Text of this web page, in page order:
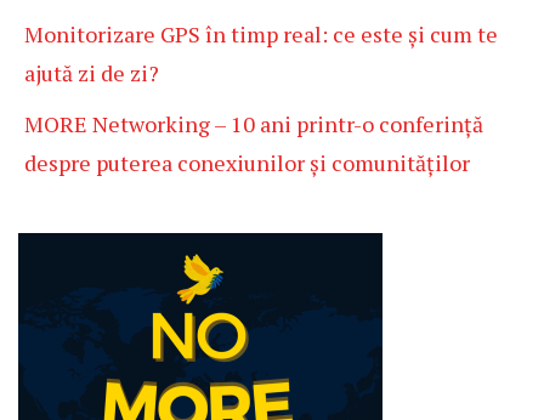
Monitorizare GPS în timp real: ce este și cum te
ajută zi de zi?
MORE Networking – 10 ani printr-o conferință
despre puterea conexiunilor și comunităților